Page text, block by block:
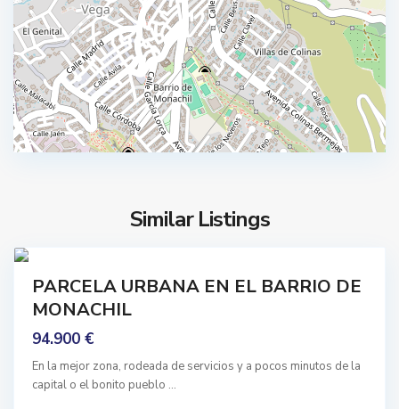
Similar Listings
h
i
l
M
o
n
PARCELA URBANA EN EL BARRIO DE
MONACHIL
94.900 €
En la mejor zona, rodeada de servicios y a pocos minutos de la
capital o el bonito pueblo ...
n
a
m
e
t
r
o
n
a
M
o
n